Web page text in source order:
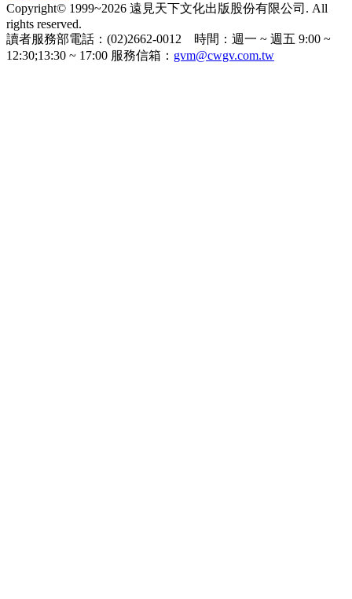
Copyright© 1999~2026 遠見天下文化出版股份有限公司. All
rights reserved.
讀者服務部電話：(02)2662-0012 時間：週一 ~ 週五 9:00 ~
12:30;13:30 ~ 17:00 服務信箱： gvm@cwgv.com.tw